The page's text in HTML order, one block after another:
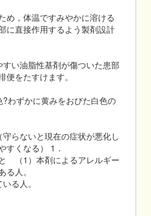
め，体温ですみやかに溶ける
に直接作用するよう製剤設計
い油脂性基剤が傷ついた患部
便をたすけます。
わずかに黄みをおびた白色の
らないと現在の症状が悪化し
すくなる） 1．
（1）本剤によるアレルギー
人。
る人。